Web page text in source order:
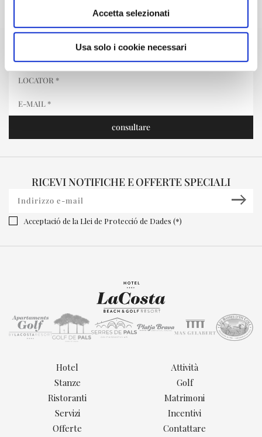
Accetta selezionati
Usa solo i cookie necessari
LA MIA PRENOTAZIONE
RICEVI NOTIFICHE E OFFERTE SPECIALI
Acceptació de la Llei de Protecció de Dades (*)
Hotel
Stanze
Ristoranti
Servizi
Attività
Golf
Matrimoni
Incentivi
Offerte
Contattare